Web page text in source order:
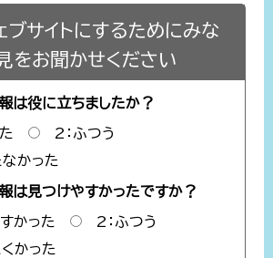
ブサイトにするためにみな
をお聞かせください
は役に立ちましたか？
2：ふつう
かった
は見つけやすかったですか？
かった
2：ふつう
かった